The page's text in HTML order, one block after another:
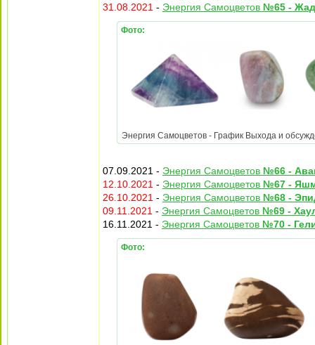
31.08.2021 - Энергия Самоцветов №65 -
Фото:
Энергия Самоцветов - График Выхода и
07.09.2021 - Энергия Самоцветов №66 -
12.10.2021 - Энергия Самоцветов №67 -
26.10.2021 - Энергия Самоцветов №68 -
09.11.2021 - Энергия Самоцветов №69 -
16.11.2021 - Энергия Самоцветов №70 -
Фото: